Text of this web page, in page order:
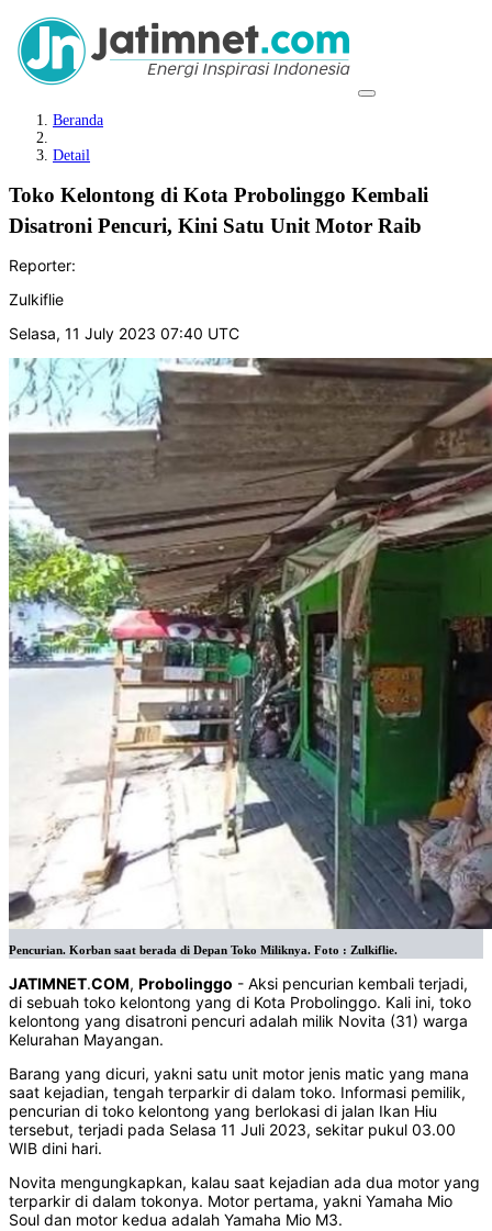
Beranda
Detail
Toko Kelontong di Kota Probolinggo Kembali
Disatroni Pencuri, Kini Satu Unit Motor Raib
Reporter:
Zulkiflie
Selasa, 11 July 2023 07:40 UTC
Pencurian. Korban saat berada di Depan Toko Miliknya. Foto : Zulkiflie.
JATIMNET.COM, Probolinggo - Aksi pencurian kembali terjadi,
di sebuah toko kelontong yang di Kota Probolinggo. Kali ini, toko
kelontong yang disatroni pencuri adalah milik Novita (31) warga
Kelurahan Mayangan.
Barang yang dicuri, yakni satu unit motor jenis matic yang mana
saat kejadian, tengah terparkir di dalam toko. Informasi pemilik,
pencurian di toko kelontong yang berlokasi di jalan Ikan Hiu
tersebut, terjadi pada Selasa 11 Juli 2023, sekitar pukul 03.00
WIB dini hari.
Novita mengungkapkan, kalau saat kejadian ada dua motor yang
terparkir di dalam tokonya. Motor pertama, yakni Yamaha Mio
Soul dan motor kedua adalah Yamaha Mio M3.